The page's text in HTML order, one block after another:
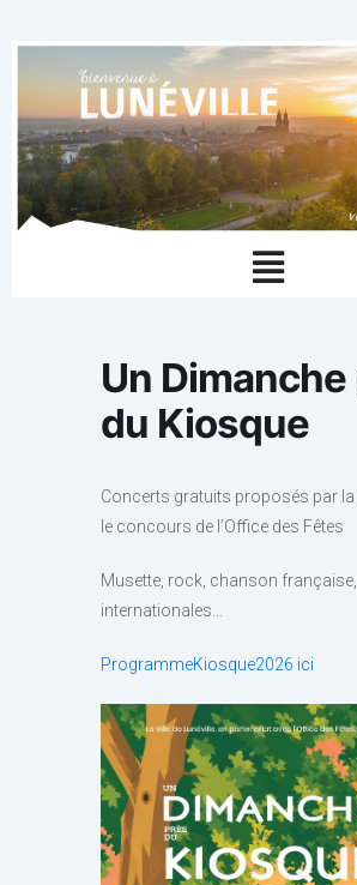
au
Menu
Un
du Kiosque
Concerts gratuits proposés par la
le concours de l’Office des Fêtes
Musette, rock, chanson
internationales…
ProgrammeKiosque2026 ici